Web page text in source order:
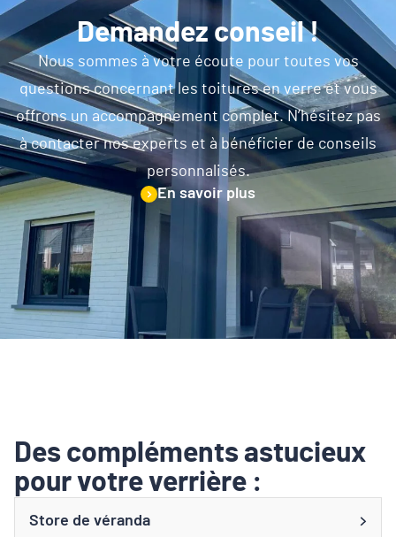
Demandez conseil !
Nous sommes à votre écoute pour toutes vos
questions concernant les toitures en verre et vous
offrons un accompagnement complet. N’hésitez pas
à contacter nos experts et à bénéficier de conseils
personnalisés.
En savoir plus
Des compléments astucieux
pour votre verrière :
Store de véranda